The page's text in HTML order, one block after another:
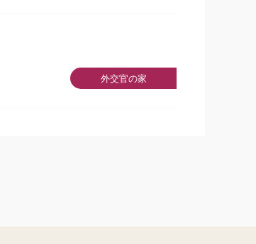
外交官の家